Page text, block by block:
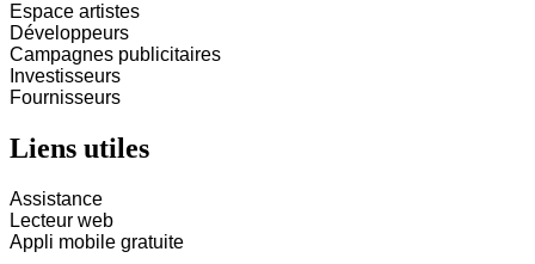
Espace artistes
Développeurs
Campagnes publicitaires
Investisseurs
Fournisseurs
Liens utiles
Assistance
Lecteur web
Appli mobile gratuite